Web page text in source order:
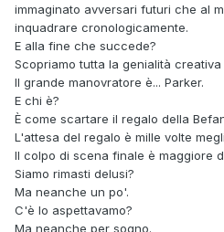
immaginato avversari futuri che al
inquadrare cronologicamente.
E alla fine che succede?
Scopriamo tutta la genialità creativa
Il grande manovratore è... Parker.
E chi è?
È come scartare il regalo della
L'attesa del regalo è mille volte
Il colpo di scena finale è maggiore
Siamo rimasti delusi?
Ma neanche un po'.
C'è lo aspettavamo?
Ma neanche per sogno.